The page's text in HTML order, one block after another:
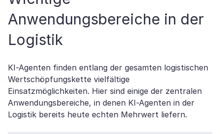
Anwendungsbereiche in der
Logistik
KI-Agenten finden entlang der gesamten logistischen
Wertschöpfungskette vielfältige
Einsatzmöglichkeiten. Hier sind einige der zentralen
Anwendungsbereiche, in denen KI-Agenten in der
Logistik bereits heute echten Mehrwert liefern.